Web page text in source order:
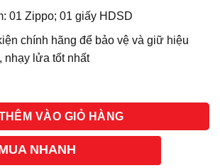
01 Zippo; 01 giấy HDSD
chính hãng để bảo vệ và giữ hiệu
nhạy lửa tốt nhất
VÀO GIỎ HÀNG
NHANH